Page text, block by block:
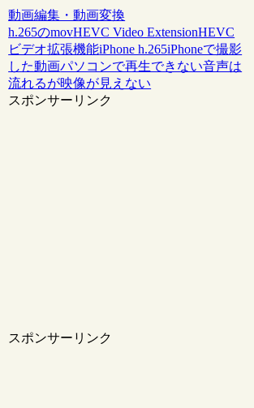
動画編集・動画変換
h.265のmovHEVC Video ExtensionHEVC
ビデオ拡張機能iPhone h.265iPhoneで撮影
した動画パソコンで再生できない音声は
流れるが映像が見えない
スポンサーリンク
スポンサーリンク